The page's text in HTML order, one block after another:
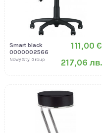
Smart black
0000002566
Nowy Styl Group
111,00 €
217,06 лв.